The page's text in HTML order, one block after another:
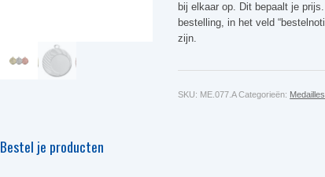
bij elkaar op. Dit bepaalt je
bestelling, in het veld
zijn.
SKU: ME.077.A Categorieën: Medailles
Bestel je producten